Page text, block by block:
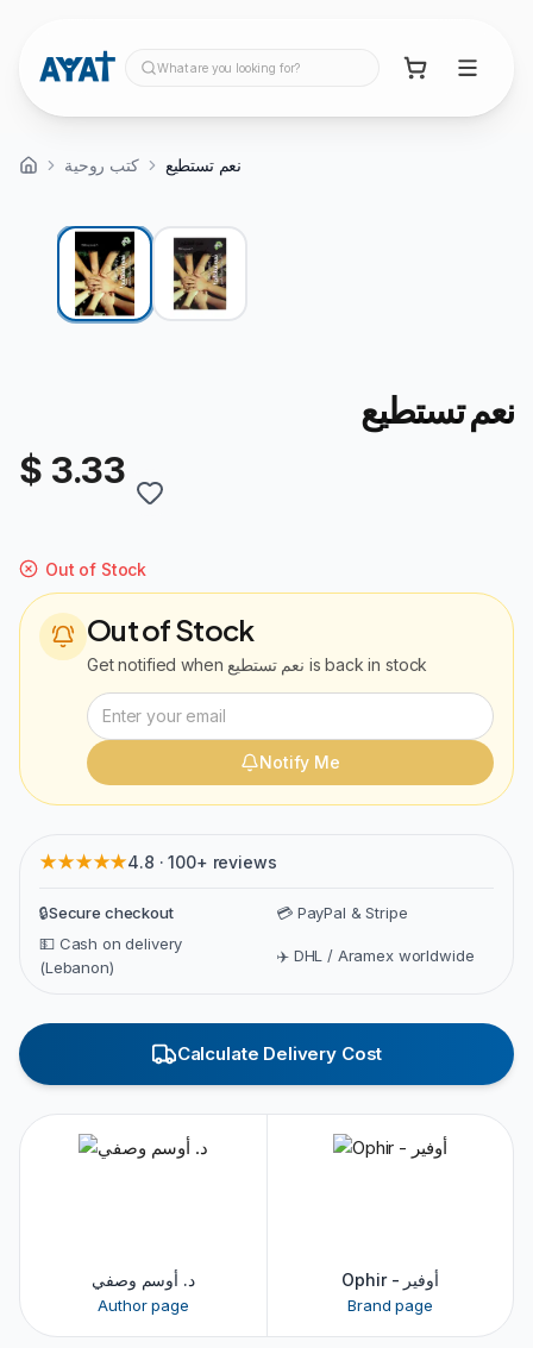
What are you looking for?
كتب روحية نعم تستطيع
نعم تستطيع
$ 3.33
Out of Stock
Out of Stock
Get notified when نعم تستطيع is back in stock
Notify Me
★★★★★4.8 · 100+ reviews
🔒Secure checkout
💳 PayPal & Stripe
💵 Cash on delivery
(Lebanon)
✈️ DHL / Aramex worldwide
Calculate Delivery Cost
د. أوسم وصفي
Author page
Ophir - أوفير
Brand page